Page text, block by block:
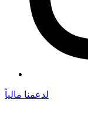
لدعمنا مالياً